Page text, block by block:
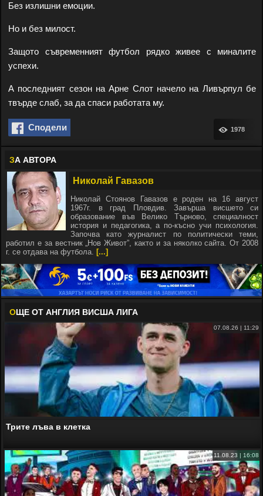
Без излишни емоции.
Но и без милост.
Защото съвременният футбол рядко живее с миналите
успехи.
А последният сезон на Арне Слот начело на Ливърпул бе
твърде слаб, за да спаси работата му.
Сподели 1978
ЗА АВТОРА
Николай Гавазов
Николай Стоянов Гавазов е роден на 16 август
1967г. в град Пловдив. Завърша висшето си
образование във Велико Търново, специалност
история и педагогика, а по-късно учи психология.
Започва като журналист по политически теми,
работил е за вестник „Нов Живот”, както и за няколко сайта. От 2008
г. се отдава на футбола. [...]
ОЩЕ ОТ АНГЛИЯ ВИСША ЛИГА
07.08.26 | 11:29
Трите лъва в клетка
11.08.23 | 16:08